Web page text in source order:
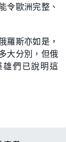
令歐洲完整、
羅斯亦如是，
大分別，但俄
們已說明這